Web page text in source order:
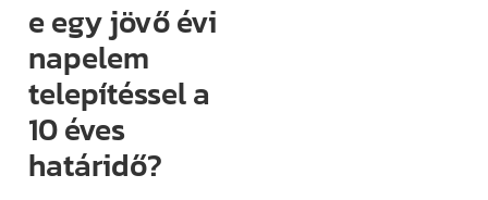
e egy jövő évi
napelem
telepítéssel a
10 éves
határidő?